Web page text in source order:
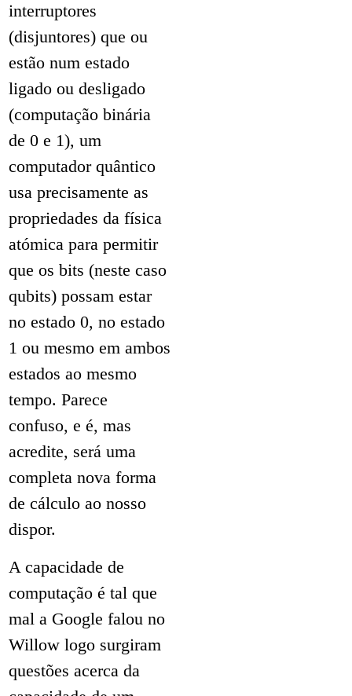
interruptores
(disjuntores) que ou
estão num estado
ligado ou desligado
(computação binária
de 0 e 1), um
computador quântico
usa precisamente as
propriedades da física
atómica para permitir
que os bits (neste caso
qubits) possam estar
no estado 0, no estado
1 ou mesmo em ambos
estados ao mesmo
tempo. Parece
confuso, e é, mas
acredite, será uma
completa nova forma
de cálculo ao nosso
dispor.
A capacidade de
computação é tal que
mal a Google falou no
Willow logo surgiram
questões acerca da